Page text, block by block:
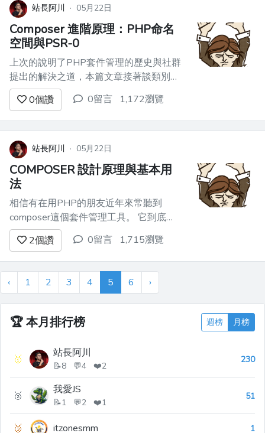
人都能看到，這樣更造福眾生、未來有人
google ...
站長阿川 · 05月22日
Composer 進階原理：PHP命名
空間與PSR-0
上次的說明了PHP套件管理的歷史與社群
提出的解決之道，本篇文章接著談類別管
理的進階議題。 # 當類別名稱一樣... 當專
案大了起來，有時候會有類別名稱重複的
問題。 假設今天要撰寫一個論壇模組，
提供討論區與留言板功能。 你一定很想
將討論區的文章與留言板的文章都命名類
別為Arti...
0個讚 0留言 1,172瀏覽
站長阿川 · 05月22日
COMPOSER 設計原理與基本用
法
相信有在用PHP的朋友近年來常聽到
composer這個套件管理工具。 它到底是
做什麼用的？又是為了解決什麼問題而存
在呢？ 要瞭解這個，得先從歷史開始說
起...。 # PHP最早讀取套件的方法 初學
PHP時，最早會面對的問題之一就是
require與include差別何在？ ...
2個讚 0留言 1,715瀏覽
‹ 1 2 3 4 5 6 ›
🏆本月排行榜 週榜 月榜
🥇 站長阿川
📝8 💬4 ❤️2
230
🥈 我愛JS
📝1 💬2 ❤️1
51
🥉 itzonesmm 1